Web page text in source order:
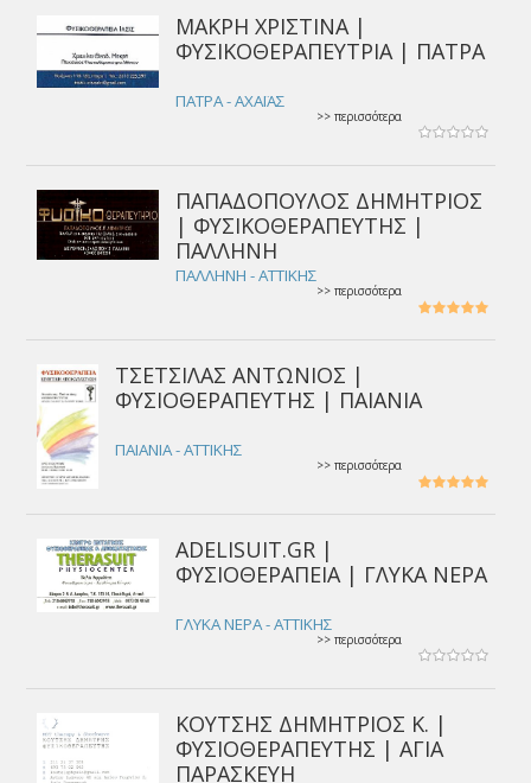
ΜΑΚΡΗ ΧΡΙΣΤΙΝΑ |
ΦΥΣΙΚΟΘΕΡΑΠΕΥΤΡΙΑ | ΠΑΤΡΑ
ΠΑΤΡΑ - ΑΧΑΪΑΣ
>> περισσότερα
ΠΑΠΑΔΟΠΟΥΛΟΣ ΔΗΜΗΤΡΙΟΣ
| ΦΥΣΙΚΟΘΕΡΑΠΕΥΤΗΣ |
ΠΑΛΛΗΝΗ
ΠΑΛΛΗΝΗ - ΑΤΤΙΚΗΣ
>> περισσότερα
ΤΣΕΤΣΙΛΑΣ ΑΝΤΩΝΙΟΣ |
ΦΥΣΙΟΘΕΡΑΠΕΥΤΗΣ | ΠΑΙΑΝΙΑ
ΠΑΙΑΝΙΑ - ΑΤΤΙΚΗΣ
>> περισσότερα
ADELISUIT.GR |
ΦΥΣΙΟΘΕΡΑΠΕΙΑ | ΓΛΥΚΑ ΝΕΡΑ
ΓΛΥΚΑ ΝΕΡΑ - ΑΤΤΙΚΗΣ
>> περισσότερα
ΚΟΥΤΣΗΣ ΔΗΜΗΤΡΙΟΣ Κ. |
ΦΥΣΙΟΘΕΡΑΠΕΥΤΗΣ | ΑΓΙΑ
ΠΑΡΑΣΚΕΥΗ